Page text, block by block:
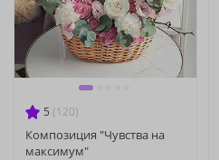
5 (120)
Композиция "Чувства на
максимум"